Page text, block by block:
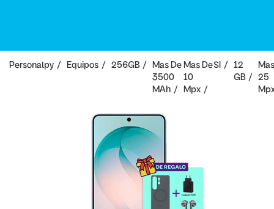
Personalpy Equipos 256GB
Mas De
3500
MAh
Mas De
10
Mpx
SI
12
GB
25